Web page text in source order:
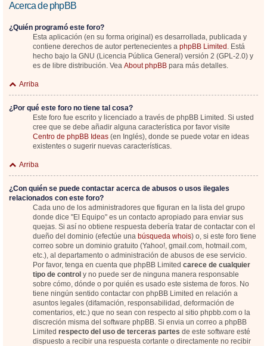
Acerca de phpBB
¿Quién programó este foro?
Esta aplicación (en su forma original) es desarrollada, publicada y
contiene derechos de autor pertenecientes a phpBB Limited . Está
hecho bajo la GNU (Licencia Pública General) versión 2 (GPL-2.0) y
es de libre distribución. Vea About phpBB para más detalles.
Arriba
¿Por qué este foro no tiene tal cosa?
Este foro fue escrito y licenciado a través de phpBB Limited. Si usted
cree que se debe añadir alguna característica por favor visite
Centro de phpBB Ideas (en Inglés), donde se puede votar en ideas
existentes o sugerir nuevas características.
Arriba
¿Con quién se puede contactar acerca de abusos o usos ilegales
relacionados con este foro?
Cada uno de los administradores que figuran en la lista del grupo
donde dice "El Equipo" es un contacto apropiado para enviar sus
quejas. Si así no obtiene respuesta debería tratar de contactar con el
dueño del dominio (efectúe una búsqueda whois) o, si este foro tiene
correo sobre un dominio gratuito (Yahoo!, gmail.com, hotmail.com,
etc.), al departamento o administración de abusos de ese servicio.
Por favor, tenga en cuenta que phpBB Limited carece de cualquier
tipo de control y no puede ser de ninguna manera responsable
sobre cómo, dónde o por quién es usado este sistema de foros. No
tiene ningún sentido contactar con phpBB Limited en relación a
asuntos legales (difamación, responsabilidad, deformación de
comentarios, etc.) que no sean con respecto al sitio phpbb.com o la
discreción misma del software phpBB. Si envia un correo a phpBB
Limited respecto del uso de terceras partes de este software esté
dispuesto a recibir una respuesta cortante o directamente no recibir